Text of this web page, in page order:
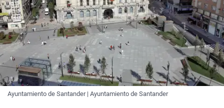
Ayuntamiento de Santander | Ayuntamiento de Santander